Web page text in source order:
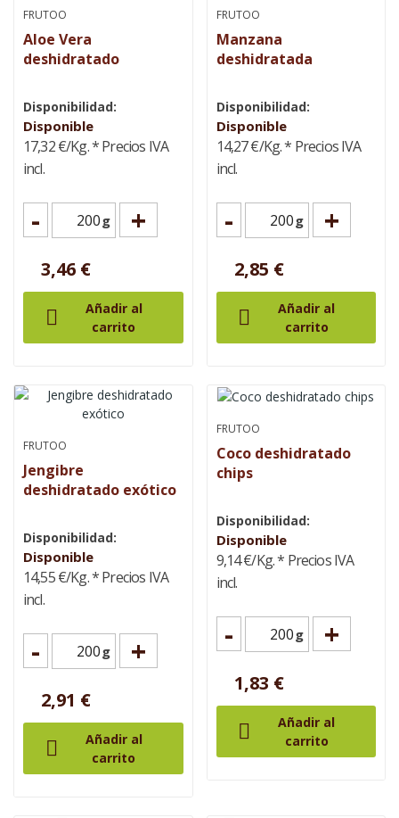
FRUTOO
Aloe Vera
deshidratado
Disponibilidad:
Disponible
17,32 €/Kg.* Precios IVA
incl.
- +
g
3,46 €

Añadir al
carrito
FRUTOO
Manzana
deshidratada
Disponibilidad:
Disponible
14,27 €/Kg.* Precios IVA
incl.
- +
g
2,85 €

Añadir al
carrito
FRUTOO
Jengibre
deshidratado exótico
Disponibilidad:
Disponible
14,55 €/Kg.* Precios IVA
incl.
- +
g
2,91 €

Añadir al
carrito
FRUTOO
Coco deshidratado
chips
Disponibilidad:
Disponible
9,14 €/Kg.* Precios IVA
incl.
- +
g
1,83 €

Añadir al
carrito